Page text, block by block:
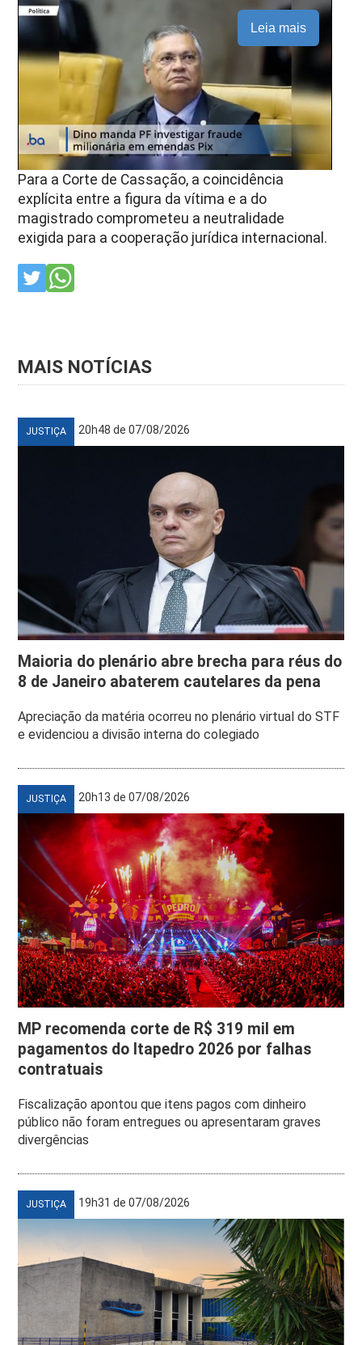
Leia mais
Para a Corte de Cassação, a coincidência
explícita entre a figura da vítima e a do
magistrado comprometeu a neutralidade
exigida para a cooperação jurídica internacional.
MAIS NOTÍCIAS
JUSTIÇA 20h48 de 07/08/2026
Maioria do plenário abre brecha para réus do
8 de Janeiro abaterem cautelares da pena
Apreciação da matéria ocorreu no plenário virtual do STF
e evidenciou a divisão interna do colegiado
JUSTIÇA 20h13 de 07/08/2026
MP recomenda corte de R$ 319 mil em
pagamentos do Itapedro 2026 por falhas
contratuais
Fiscalização apontou que itens pagos com dinheiro
público não foram entregues ou apresentaram graves
divergências
JUSTIÇA 19h31 de 07/08/2026